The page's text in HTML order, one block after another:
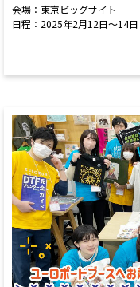
会場：東京ビッグサイト
日程：2025年2月12日～14日